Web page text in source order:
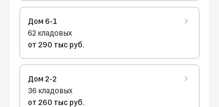
Дом 6-1
62 кладовых
от 290 тыс руб.
Дом 2-2
36 кладовых
от 260 тыс руб.